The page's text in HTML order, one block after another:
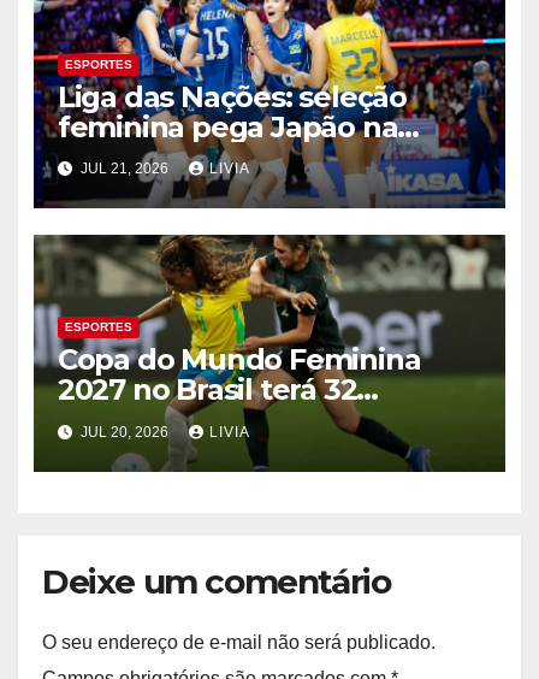
ESPORTES
Liga das Nações: seleção
feminina pega Japão na
quarta em 1º mata-mata
JUL 21, 2026 LIVIA
ESPORTES
Copa do Mundo Feminina
2027 no Brasil terá 32
seleções
JUL 20, 2026 LIVIA
Deixe um comentário
O seu endereço de e-mail não será publicado.